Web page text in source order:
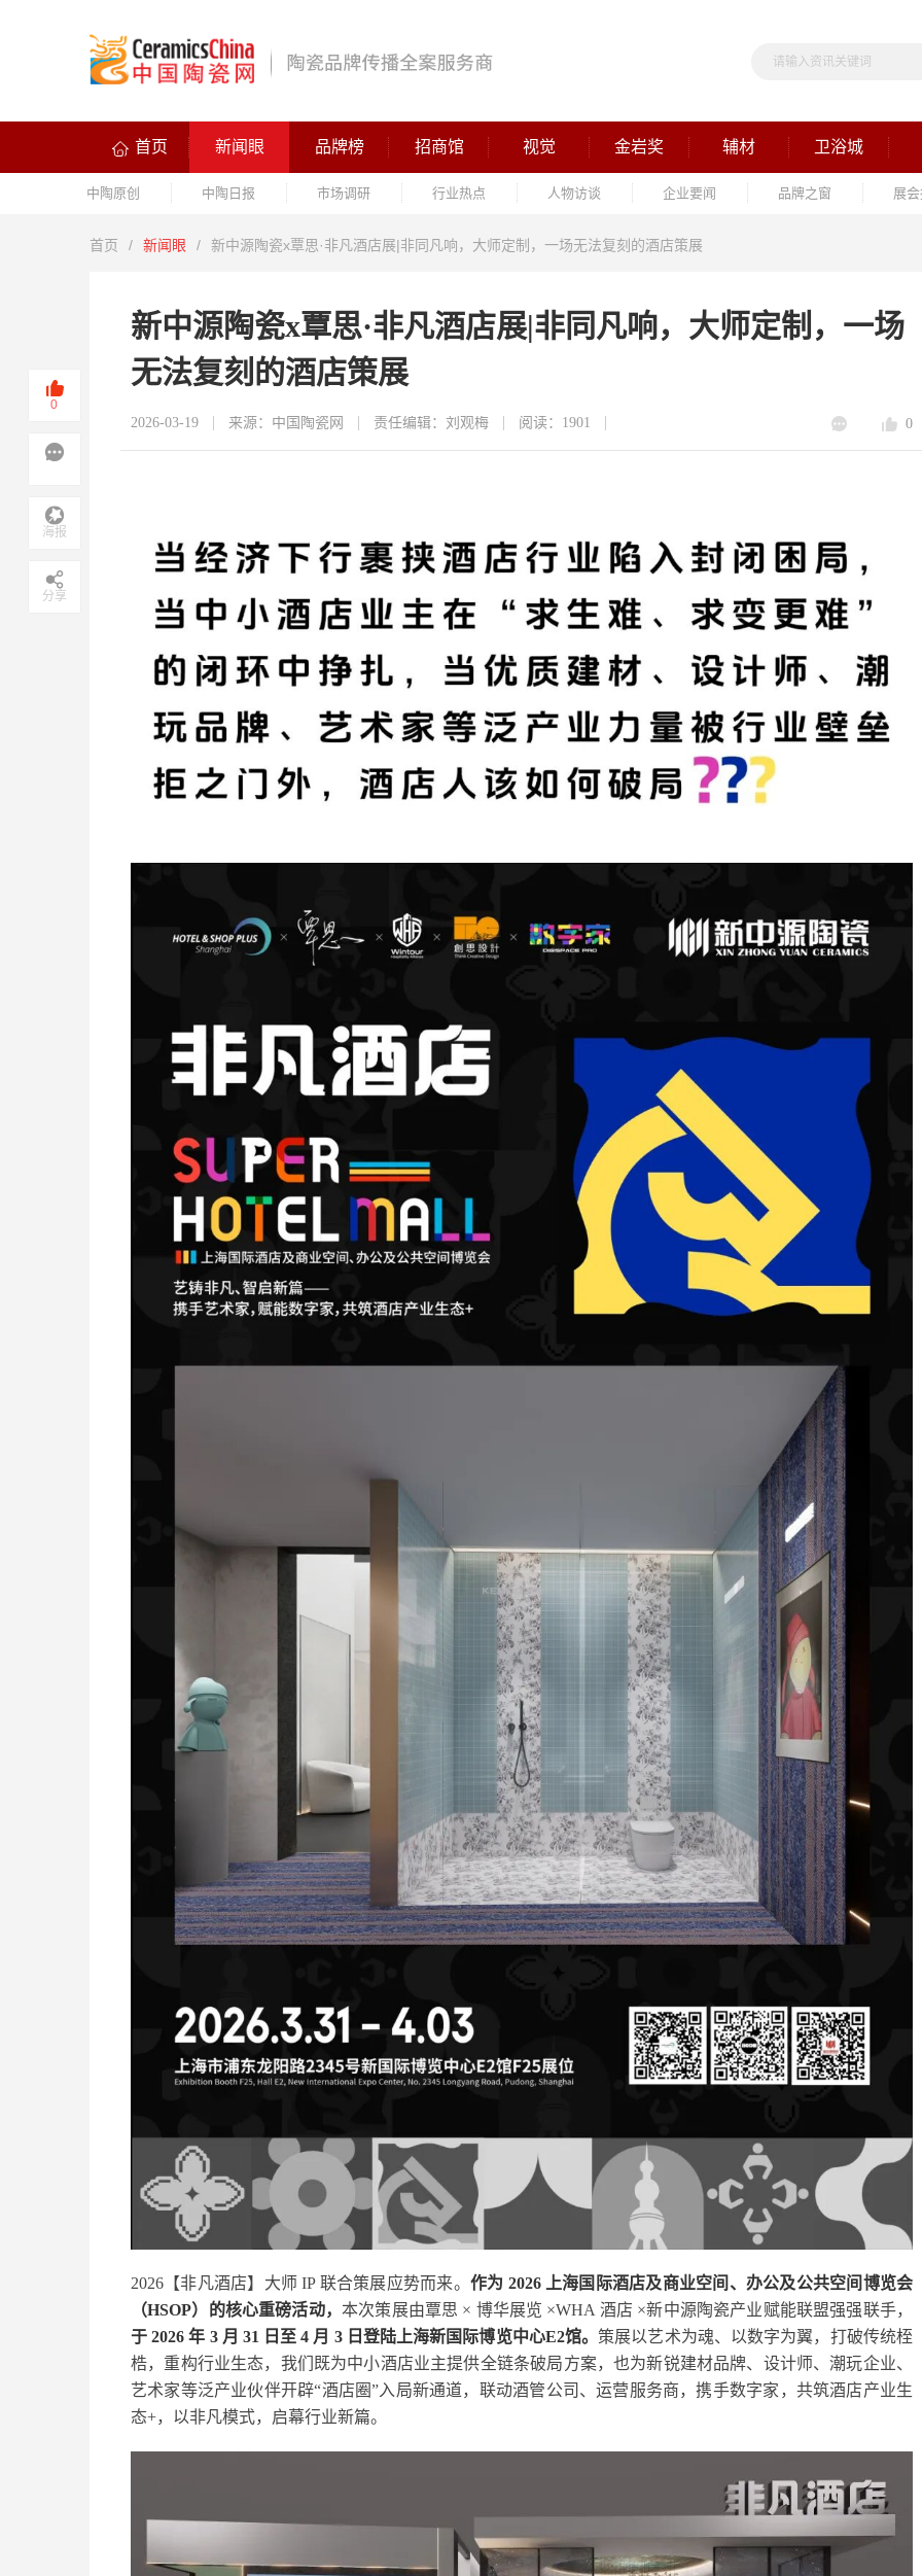
首页 新闻眼 品牌榜 招商馆 视觉 金岩奖 辅材 卫浴城
中陶原创 中陶日报 市场调研 行业热点 人物访谈 企业要闻 品牌之窗 展
首页 / 新闻眼 / 新中源陶瓷x覃思·非凡酒店展|非同凡响，大师定制，一场无法复刻的酒店策展
新中源陶瓷x覃思·非凡酒店展|非同凡响，大师定制，一场
无法复刻的酒店策展
2026-03-19 来源：中国陶瓷网 责任编辑：刘观梅 阅读：1901 0
2026【非凡酒店】大师 IP 联合策展应势而来。 作为 2026 上海国际酒店及商业空间、办公及公共空间博览会
（HSOP）的核心重磅活动， 本次策展由覃思 × 博华展览 ×WHA 酒店 ×新中源陶瓷产业赋能联盟强强联手，
于 2026 年 3 月 31 日至 4 月 3 日登陆上海新国际博览中心E2馆。 策展以艺术为魂、以数字为翼，打破传统桎
梏，重构行业生态，我们既为中小酒店业主提供全链条破局方案，也为新锐建材品牌、设计师、潮玩企业、
艺术家等泛产业伙伴开辟“酒店圈”入局新通道，联动酒管公司、运营服务商，携手数字家，共筑酒店产业生
态+，以非凡模式，启幕行业新篇。
0
海报
分享